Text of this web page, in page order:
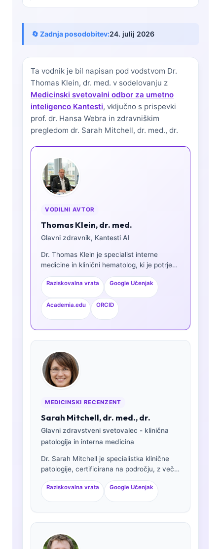
🔄 Zadnja posodobitev:24. julij 2026
Ta vodnik je bil napisan pod vodstvom Dr.
Thomas Klein, dr. med. v sodelovanju z
Medicinski svetovalni odbor za umetno
inteligenco Kantesti, vključno s prispevki
prof. dr. Hansa Webra in zdravniškim
pregledom dr. Sarah Mitchell, dr. med., dr.
VODILNI AVTOR
Thomas Klein, dr. med.
Glavni zdravnik, Kantesti AI
Dr. Thomas Klein je specialist interne
medicine in klinični hematolog, ki je potrjen
s strani odbora, z več kot 15 leti izkušenj na
področju laboratorijske medicine in z
analizo kliničnih podatkov s pomočjo
umetne inteligence. Kot glavni medicinski
direktor pri Kantesti AI zagotavlja klinični
interpretacije biomarkerjev in laboratorijske
diagnostike na temo laboratorijske
medicine.
Raziskovalna vrata Google Učenjak
Academia.edu ORCID
MEDICINSKI RECENZENT
Sarah Mitchell, dr. med., dr.
Glavni zdravstveni svetovalec - klinična
patologija in interna medicina
Dr. Sarah Mitchell je specialistka klinične
patologije, certificirana na področju, z več
kot 18 leti izkušenj na področju
laboratorijske medicine in diagnostične
analize. Ima specialna certifikata iz klinične
biomarkerjev in laboratorijski analizi v
Raziskovalna vrata Google Učenjak